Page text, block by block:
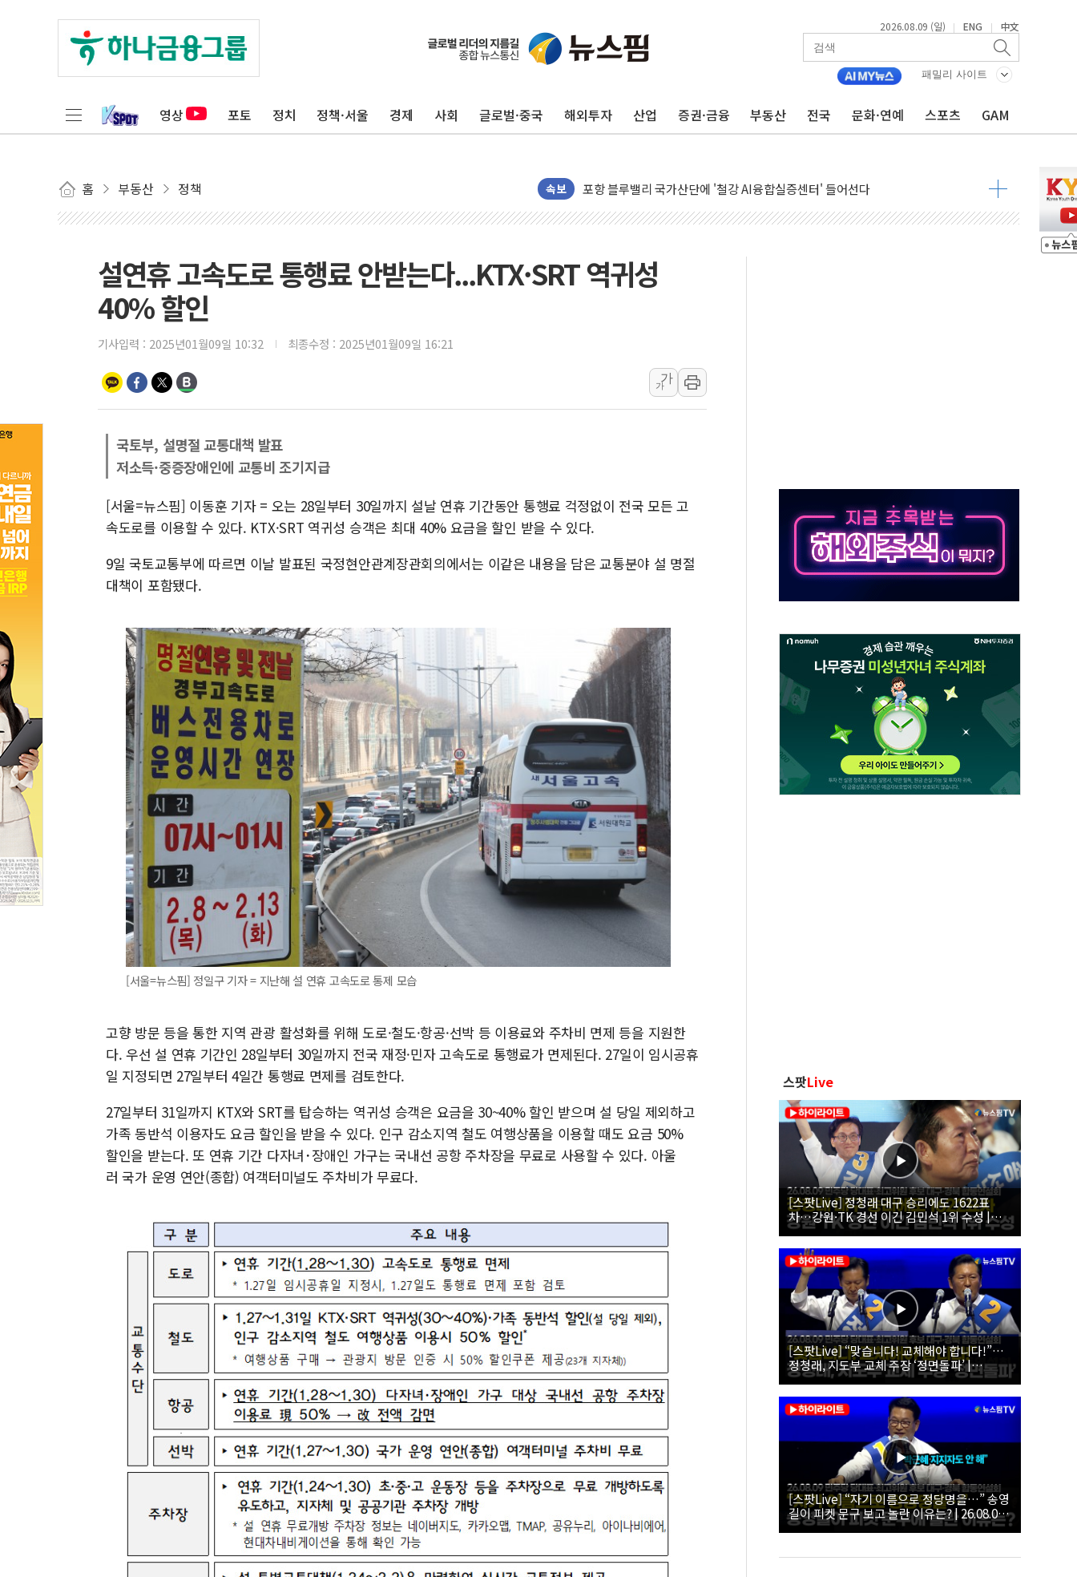
2026.08.09 (일) | ENG | 中文
패밀리 사이트
영상 포토 정치 정책·서울 경제 사회 글로벌·중국 해외투자 산업 증권·금융 부동산 전국 문화·연예 스포츠 GAM
홈 부동산 정책 속보
125mm 폭우 쏟아진 울진...'두천~하당'·'올미골교' 차량 통행 선제 제한
평택 진위면 공장서 질식사고 발생…작업자 1명 숨져
상주 낙동강 선착장 하류서 50대 숨진 채 발견...경찰, 조사 중
[종합] 김민석, 정청래에 누적 1.48%p 차 선두 유지...金 46.01% vs 鄭 44.53%
인천서 말다툼 중 어머니 살해 10대 구속…범행 후 반려견도 죽여
김민석, 강원·대구·경북 경선서 정청래에 승리…金 48.54% vs 鄭 44.40%
[속보] 민주, 강원 경선 결과 발표...김민석 50.30% 정청래 41.94% 송영길 7.76%
정재헌 CEO, SKT 장기고객 400명 맞이…"마음 잇는 시간 되길"
병무청, 보충역 전면 손질… 예술·체육요원 최대 33% 감축
홈플러스發 대형마트 판매, 역대 최대폭 감소한 9.4%↓…유통업계 양극화 심화
윤준병·이해민 의원, '정부 특사'로 콜롬비아 대통령 취임식 참석
'호우·산사태 주의보' 울진 시간당 30mm 강한 비...호우 피해 없어
설연휴 고속도로 통행료 안받는다...KTX·SRT 역귀성
40% 할인
기사입력 : 2025년01월09일 10:32 최종수정 : 2025년01월09일 16:21
가
가
국토부, 설명절 교통대책 발표
저소득·중증장애인에 교통비 조기지급
[서울=뉴스핌] 이동훈 기자 = 오는 28일부터 30일까지 설날 연휴 기간동안 통행료 걱정없이 전국 모든 고
속도로를 이용할 수 있다. KTX·SRT 역귀성 승객은 최대 40% 요금을 할인 받을 수 있다.
9일 국토교통부에 따르면 이날 발표된 국정현안관계장관회의에서는 이같은 내용을 담은 교통분야 설 명절
대책이 포함됐다.
[서울=뉴스핌] 정일구 기자 = 지난해 설 연휴 고속도로 통제 모습
고향 방문 등을 통한 지역 관광 활성화를 위해 도로·철도·항공·선박 등 이용료와 주차비 면제 등을 지원한
다. 우선 설 연휴 기간인 28일부터 30일까지 전국 재정·민자 고속도로 통행료가 면제된다. 27일이 임시공휴
일 지정되면 27일부터 4일간 통행료 면제를 검토한다.
27일부터 31일까지 KTX와 SRT를 탑승하는 역귀성 승객은 요금을 30~40% 할인 받으며 설 당일 제외하고
가족 동반석 이용자도 요금 할인을 받을 수 있다. 인구 감소지역 철도 여행상품을 이용할 때도 요금 50%
할인을 받는다. 또 연휴 기간 다자녀･장애인 가구는 국내선 공항 주차장을 무료로 사용할 수 있다. 아울
러 국가 운영 연안(종합) 여객터미널도 주차비가 무료다.
스팟Live
[스팟Live] 정청래 대구 승리에도 1622표
차…강원·TK 경선 이긴 김민석 1위 수성 |
26.08.09 더불어민주당 당대표·최고위원 후
보 대구·경북 합동연설회
[스팟Live] “맞습니다! 교체해야 합니다!”…
정청래, 지도부 교체 주장 ‘정면돌파’ |
26.08.09 더불어민주당 당대표·최고위원 후
보 대구·경북 합동연설회
[스팟Live] “자기 이름으로 정당명을…” 송영
길이 피켓 문구 보고 놀란 이유는? | 26.08.09
더불어민주당 당대표·최고위원 후보 대구·경